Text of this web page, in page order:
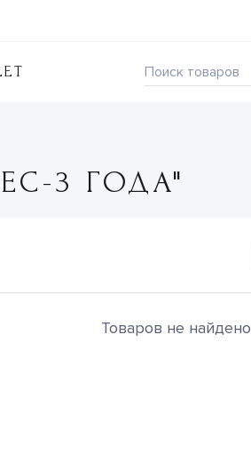
3 ГОДА"
Товаров не найдено